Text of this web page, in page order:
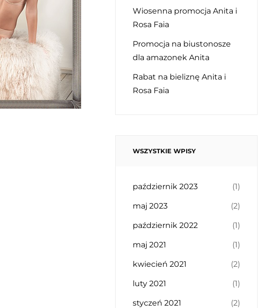
Wiosenna promocja Anita i
Rosa Faia
Promocja na biustonosze
dla amazonek Anita
Rabat na bieliznę Anita i
Rosa Faia
WSZYSTKIE WPISY
październik 2023 (1)
maj 2023 (2)
październik 2022 (1)
maj 2021 (1)
kwiecień 2021 (2)
luty 2021 (1)
styczeń 2021 (2)